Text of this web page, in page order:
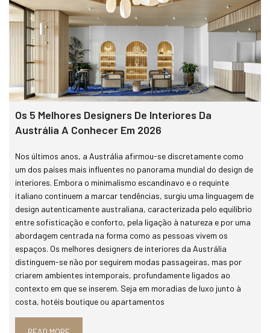
Os 5 Melhores Designers De Interiores Da
Austrália A Conhecer Em 2026
Nos últimos anos, a Austrália afirmou-se discretamente como
um dos países mais influentes no panorama mundial do design de
interiores. Embora o minimalismo escandinavo e o requinte
italiano continuem a marcar tendências, surgiu uma linguagem de
design autenticamente australiana, caracterizada pelo equilíbrio
entre sofisticação e conforto, pela ligação à natureza e por uma
abordagem centrada na forma como as pessoas vivem os
espaços. Os melhores designers de interiores da Austrália
distinguem-se não por seguirem modas passageiras, mas por
criarem ambientes intemporais, profundamente ligados ao
contexto em que se inserem. Seja em moradias de luxo junto à
costa, hotéis boutique ou apartamentos